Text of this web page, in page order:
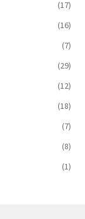
(17)
(16)
(7)
(29)
(12)
(18)
(7)
(8)
(1)